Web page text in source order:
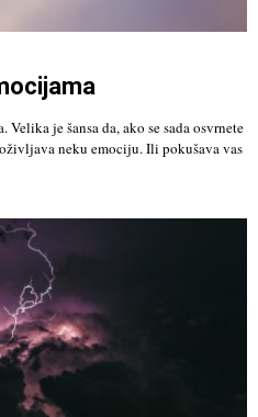
je šansa da, ako se sada osvrnete
neku emociju. Ili pokušava vas